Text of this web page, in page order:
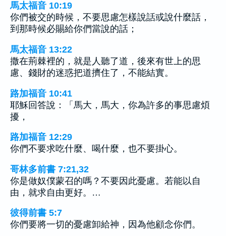
馬太福音 10:19
你們被交的時候，不要思慮怎樣說話或說什麼話，
到那時候必賜給你們當說的話；
馬太福音 13:22
撒在荊棘裡的，就是人聽了道，後來有世上的思
慮、錢財的迷惑把道擠住了，不能結實。
路加福音 10:41
耶穌回答說：「馬大，馬大，你為許多的事思慮煩
擾，
路加福音 12:29
你們不要求吃什麼、喝什麼，也不要掛心。
哥林多前書 7:21,32
你是做奴僕蒙召的嗎？不要因此憂慮。若能以自
由，就求自由更好。…
彼得前書 5:7
你們要將一切的憂慮卸給神，因為他顧念你們。